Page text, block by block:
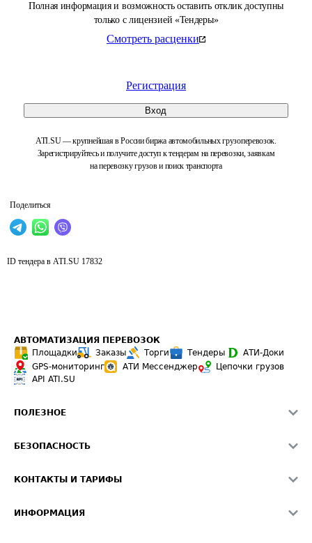
Полная информация и возможность оставить отклик доступны
только с лицензией «Тендеры»
Смотреть расценки
Регистрация
Вход
ATI.SU — крупнейшая в России биржа автомобильных грузоперевозок.
Зарегистрируйтесь и получите доступ к тендерам на перевозки, заявкам
на перевозку грузов и поиск транспорта
Поделиться
ID тендера в ATI.SU 17832
АВТОМАТИЗАЦИЯ ПЕРЕВОЗОК
Площадки
Заказы Торги Тендеры
АТИ-Доки
GPS-мониторинг
АТИ Мессенджер
Цепочки грузов
API ATI.SU
ПОЛЕЗНОЕ
Звезды ATI.SU на вашем сайте
Средние ставки
БЕЗОПАСНОСТЬ
Светофор+
КОНТАКТЫ И ТАРИФЫ
ИНФОРМАЦИЯ